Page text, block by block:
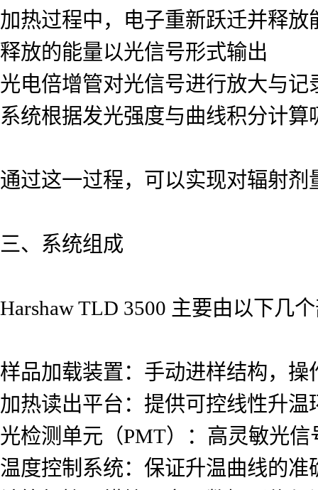
加热过程中，电子重新跃迁并释放
释放的能量以光信号形式输出
光电倍增管对光信号进行放大与记
系统根据发光强度与曲线积分计算
通过这一过程，可以实现对辐射
三、系统组成
Harshaw TLD 3500 主要由以下几
样品加载装置：手动进样结构，操
加热读出平台：提供可控线性升温
光检测单元（PMT）：高灵敏光信
温度控制系统：保证升温曲线的准